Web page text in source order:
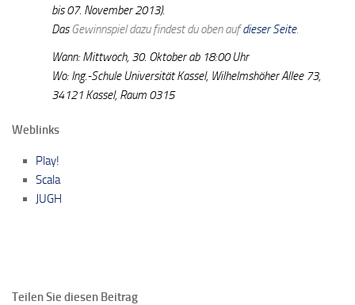
bis 07. November 2013).
DasGewinnspiel dazu findest du oben aufdieser Seite.
Wann: Mittwoch, 30. Oktober ab 18:00 Uhr
Wo: Ing.-Schule Universität Kassel, Wilhelmshöher Allee 73,
34121 Kassel, Raum 0315
Weblinks
Play!
Scala
JUGH
Teilen Sie diesen Beitrag